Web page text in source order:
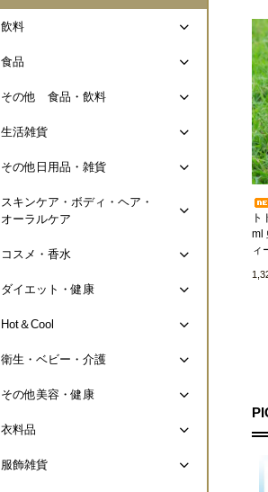
ト
ml
ィ
飲料
食品
その他 食品・飲料
生活雑貨
その他日用品・雑貨
スキンケア・ボディ・ヘア・
オーラルケア
コスメ・香水
ダイエット・健康
Hot＆Cool
衛生・ベビー・介護
その他美容・健康
衣料品
服飾雑貨